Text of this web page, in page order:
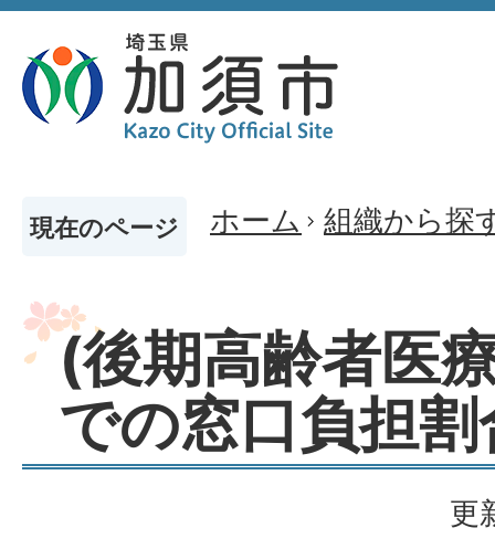
現在のページ ホーム 組織から探
(後期高齢者医
での窓口負担割
更